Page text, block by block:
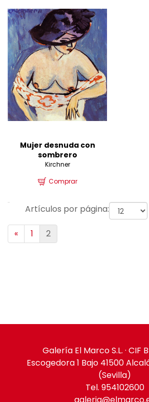
Mujer desnuda con
sombrero
Kirchner
Comprar
Artículos por página:
« 1 2
Galería El Marco S.L. · CIF
Escogedora 1 Bajo 41500
(Sevilla)
Tel. 954102600